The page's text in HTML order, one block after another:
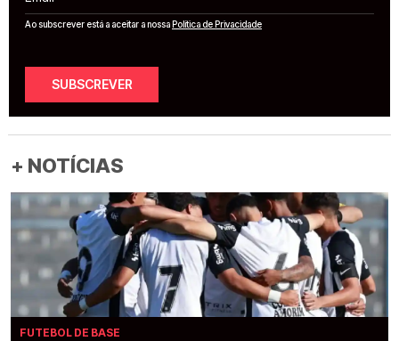
Ao subscrever está a aceitar a nossaPolítica de Privacidade
SUBSCREVER
+ NOTÍCIAS
FUTEBOL DE BASE